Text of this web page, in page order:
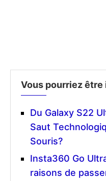
Vous pourriez
Du Galaxy S22
Saut
Souris?
Insta360 Go
raisons de